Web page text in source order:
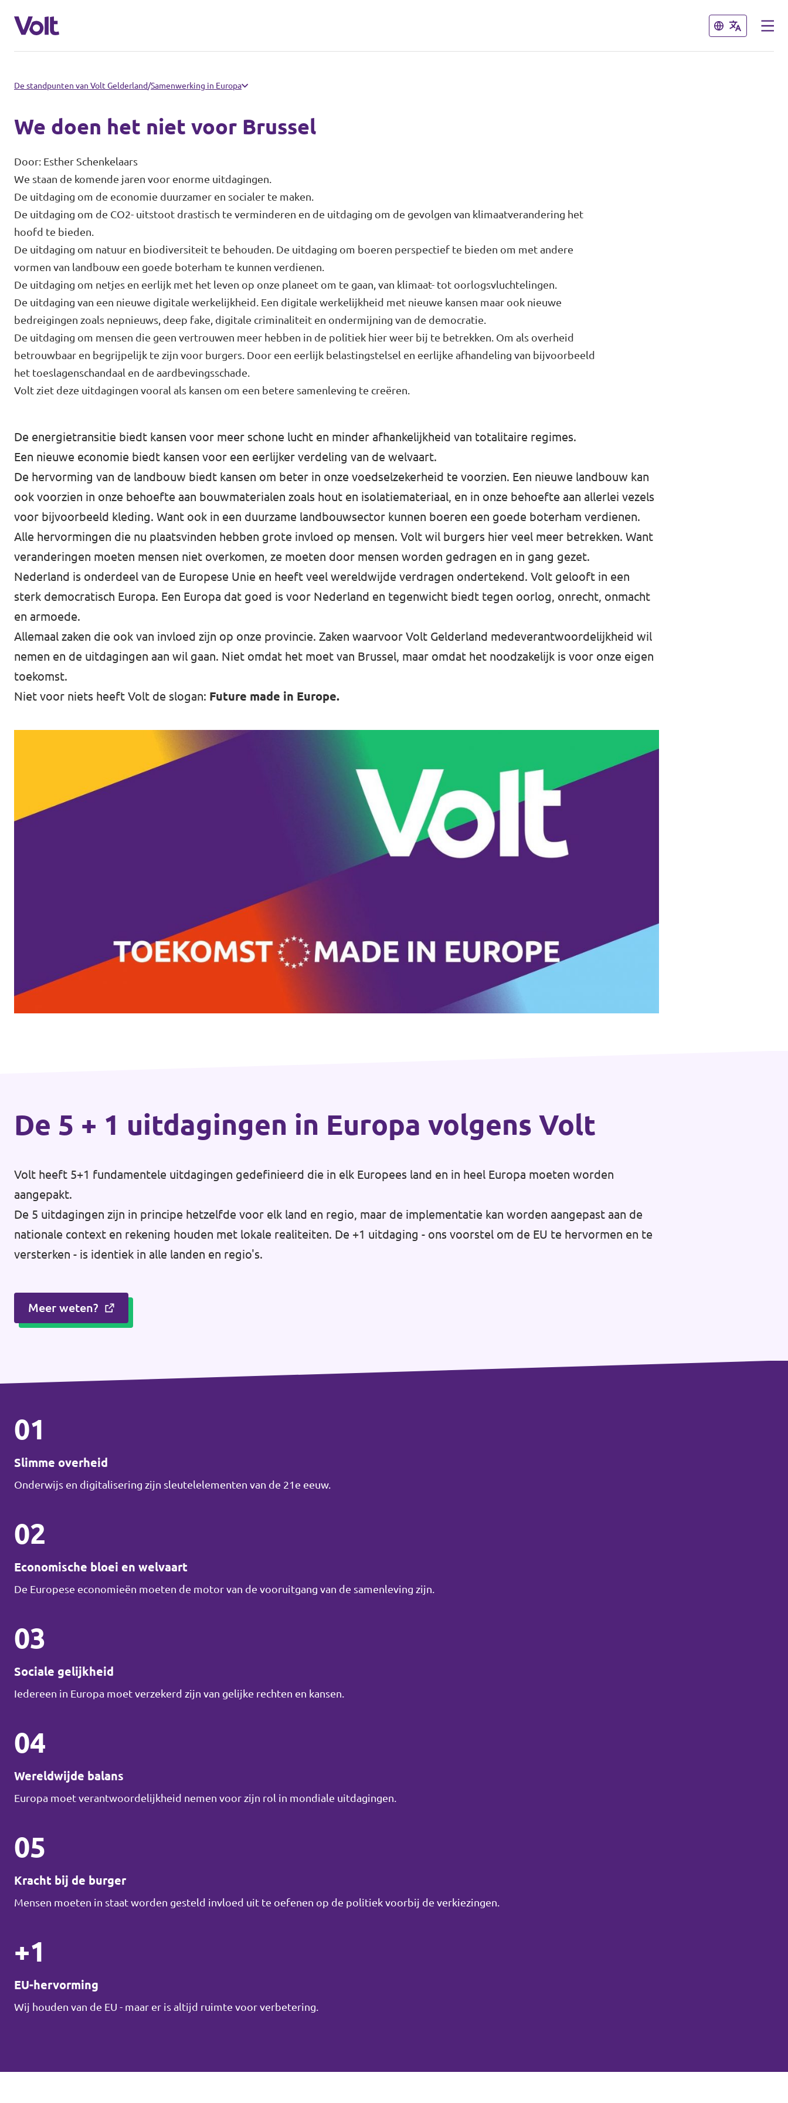
Sluiten
Volt communities dichtbij
Volt Arnhem
Volt Doetinchem e.o.
Volt Zutphen e.o.
Volt Foodvalley
Volt Rheden
Volt Veluwe Noord
Volt Rivierenland
Volt Gelderland
Volt Nederland
↗️ Over de grens Noordrijn-Westfalen
Vacatures
Vacature kandidaat-Statenlid
Sluiten
Over Volt
Mensen
Nieuws
Agenda
Nieuwsbrieven →
Evenementen →
De standpunten van Volt Gelderland/Samenwerking in Europa
We doen het niet voor Brussel
Door: Esther Schenkelaars
We staan de komende jaren voor enorme uitdagingen.
De uitdaging om de economie duurzamer en socialer te maken.
De uitdaging om de CO2- uitstoot drastisch te verminderen en de uitdaging om de gevolgen van klimaatverandering het
hoofd te bieden.
De uitdaging om natuur en biodiversiteit te behouden. De uitdaging om boeren perspectief te bieden om met andere
vormen van landbouw een goede boterham te kunnen verdienen.
De uitdaging om netjes en eerlijk met het leven op onze planeet om te gaan, van klimaat- tot oorlogsvluchtelingen.
De uitdaging van een nieuwe digitale werkelijkheid. Een digitale werkelijkheid met nieuwe kansen maar ook nieuwe
bedreigingen zoals nepnieuws, deep fake, digitale criminaliteit en ondermijning van de democratie.
De uitdaging om mensen die geen vertrouwen meer hebben in de politiek hier weer bij te betrekken. Om als overheid
betrouwbaar en begrijpelijk te zijn voor burgers. Door een eerlijk belastingstelsel en eerlijke afhandeling van bijvoorbeeld
het toeslagenschandaal en de aardbevingsschade.
Volt ziet deze uitdagingen vooral als kansen om een betere samenleving te creëren.
De energietransitie biedt kansen voor meer schone lucht en minder afhankelijkheid van totalitaire regimes.
Een nieuwe economie biedt kansen voor een eerlijker verdeling van de welvaart.
De hervorming van de landbouw biedt kansen om beter in onze voedselzekerheid te voorzien. Een nieuwe landbouw kan
ook voorzien in onze behoefte aan bouwmaterialen zoals hout en isolatiemateriaal, en in onze behoefte aan allerlei vezels
voor bijvoorbeeld kleding. Want ook in een duurzame landbouwsector kunnen boeren een goede boterham verdienen.
Alle hervormingen die nu plaatsvinden hebben grote invloed op mensen. Volt wil burgers hier veel meer betrekken. Want
veranderingen moeten mensen niet overkomen, ze moeten door mensen worden gedragen en in gang gezet.
Nederland is onderdeel van de Europese Unie en heeft veel wereldwijde verdragen ondertekend. Volt gelooft in een
sterk democratisch Europa. Een Europa dat goed is voor Nederland en tegenwicht biedt tegen oorlog, onrecht, onmacht
en armoede.
Allemaal zaken die ook van invloed zijn op onze provincie. Zaken waarvoor Volt Gelderland medeverantwoordelijkheid wil
nemen en de uitdagingen aan wil gaan. Niet omdat het moet van Brussel, maar omdat het noodzakelijk is voor onze eigen
toekomst.
Niet voor niets heeft Volt de slogan: Future made in Europe.
De 5 + 1 uitdagingen in Europa volgens Volt
Volt heeft 5+1 fundamentele uitdagingen gedefinieerd die in elk Europees land en in heel Europa moeten worden
aangepakt.
De 5 uitdagingen zijn in principe hetzelfde voor elk land en regio, maar de implementatie kan worden aangepast aan de
nationale context en rekening houden met lokale realiteiten. De +1 uitdaging - ons voorstel om de EU te hervormen en te
versterken - is identiek in alle landen en regio's.
Meer weten?
01
Slimme overheid
Onderwijs en digitalisering zijn sleutelelementen van de 21e eeuw.
02
Economische bloei en welvaart
De Europese economieën moeten de motor van de vooruitgang van de samenleving zijn.
03
Sociale gelijkheid
Iedereen in Europa moet verzekerd zijn van gelijke rechten en kansen.
04
Wereldwijde balans
Europa moet verantwoordelijkheid nemen voor zijn rol in mondiale uitdagingen.
05
Kracht bij de burger
Mensen moeten in staat worden gesteld invloed uit te oefenen op de politiek voorbij de verkiezingen.
+1
EU-hervorming
Wij houden van de EU - maar er is altijd ruimte voor verbetering.